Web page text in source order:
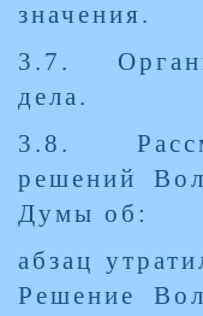
значения.
3.7.
дела.
3.8.
решений
Думы об:
абзац
Решение